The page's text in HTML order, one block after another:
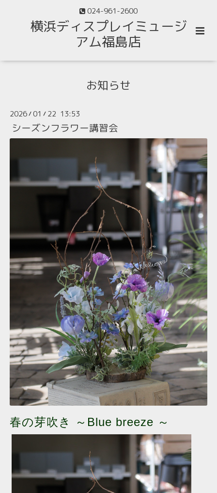
024-961-2600
横浜ディスプレイミュージ
アム福島店
お知らせ
2026/01 / 22 13:53
シーズンフラワー講習会
春の芽吹き ～Blue breeze ～